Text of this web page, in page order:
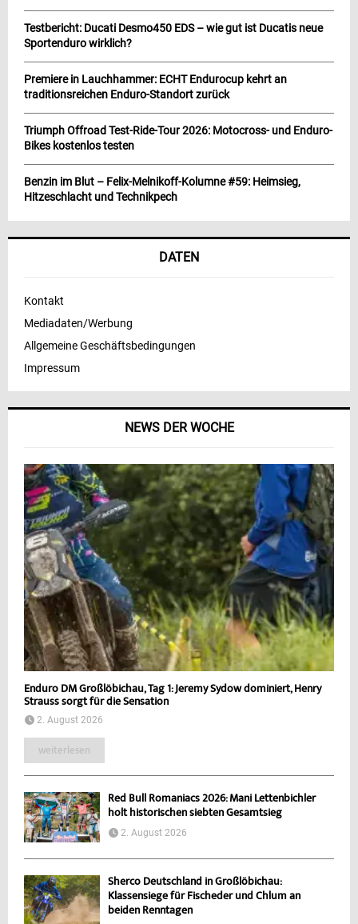
NEWS DER WOCHE
Enduro DM Großlöbichau, Tag 1: Jeremy Sydow dominiert, Henry
Strauss sorgt für die Sensation
2. August 2026
weiterlesen
Red Bull Romaniacs 2026: Mani Lettenbichler
holt historischen siebten Gesamtsieg
2. August 2026
Sherco Deutschland in Großlöbichau:
Klassensiege für Fischeder und Chlum an
beiden Renntagen
Testbericht: Ducati Desmo450 EDS – wie gut ist Ducatis neue
Sportenduro wirklich?
Premiere in Lauchhammer: ECHT Endurocup kehrt an
traditionsreichen Enduro-Standort zurück
Triumph Offroad Test-Ride-Tour 2026: Motocross- und Enduro-
Bikes kostenlos testen
Benzin im Blut – Felix-Melnikoff-Kolumne #59: Heimsieg,
Hitzeschlacht und Technikpech
DATEN
Kontakt
Mediadaten/Werbung
Allgemeine Geschäftsbedingungen
Impressum